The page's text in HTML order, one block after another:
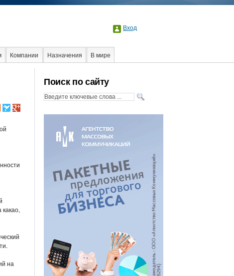
Вход
Компании Назначения
В мире
Поиск по сайту
на